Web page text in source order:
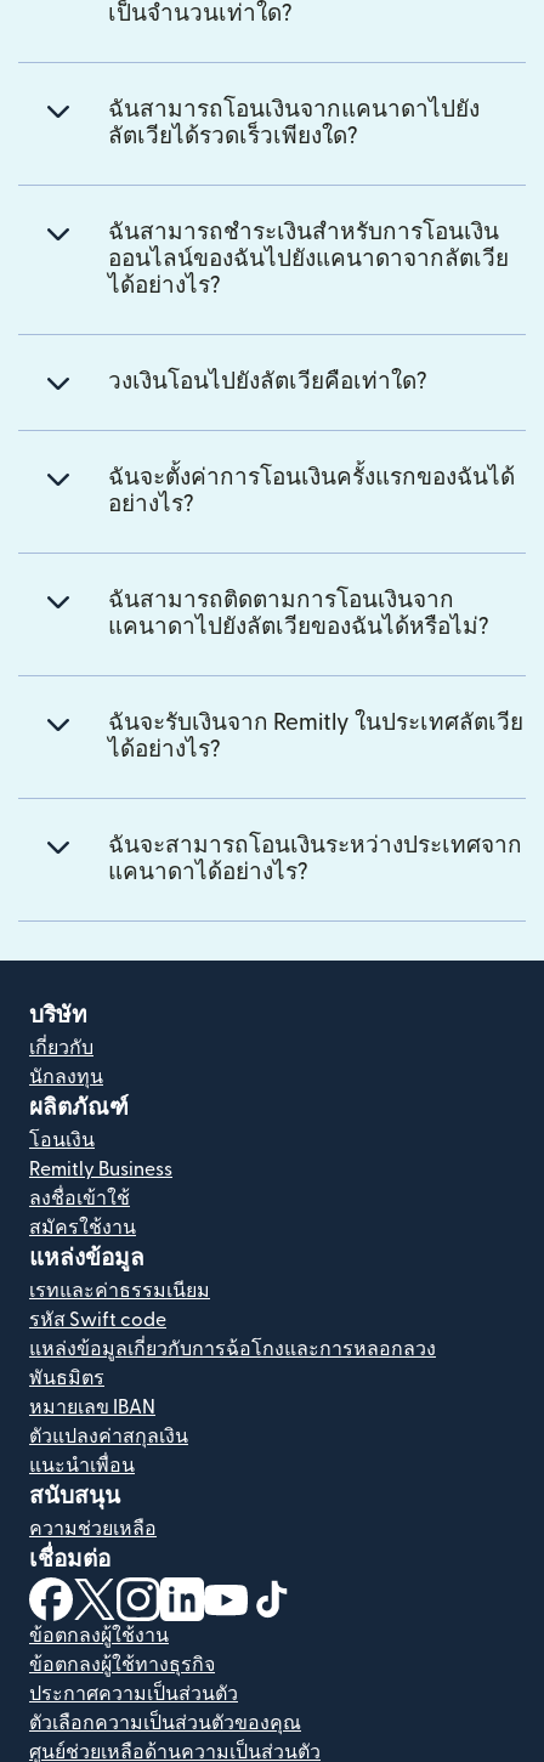
เป็นจำนวนเท่าใด?
ฉันสามารถโอนเงินจากแคนาดาไปยัง
ลัตเวียได้รวดเร็วเพียงใด?
ฉันสามารถชำระเงินสำหรับการโอนเงิน
ออนไลน์ของฉันไปยังแคนาดาจากลัตเวีย
ได้อย่างไร?
วงเงินโอนไปยังลัตเวียคือเท่าใด?
ฉันจะตั้งค่าการโอนเงินครั้งแรกของฉันได้
อย่างไร?
ฉันสามารถติดตามการโอนเงินจาก
แคนาดาไปยังลัตเวียของฉันได้หรือไม่?
ฉันจะรับเงินจาก Remitly ในประเทศลัตเวีย
ได้อย่างไร?
ฉันจะสามารถโอนเงินระหว่างประเทศจาก
แคนาดาได้อย่างไร?
บริษัท
เกี่ยวกับ
นักลงทุน
ผลิตภัณฑ์
โอนเงิน
Remitly Business
ลงชื่อเข้าใช้
สมัครใช้งาน
แหล่งข้อมูล
เรทและค่าธรรมเนียม
รหัส Swift code
แหล่งข้อมูลเกี่ยวกับการฉ้อโกงและการหลอกลวง
พันธมิตร
หมายเลข IBAN
ตัวแปลงค่าสกุลเงิน
แนะนำเพื่อน
สนับสนุน
ความช่วยเหลือ
เชื่อมต่อ
(เปิดในหน้าต่างใหม่)
(เปิดในหน้าต่างใหม่)
(เปิดในหน้าต่างใหม่)
(เปิดในหน้าต่างใหม่)
(เปิดในหน้าต่างใหม่)
ข้อตกลงผู้ใช้งาน
ข้อตกลงผู้ใช้ทางธุรกิจ
ประกาศความเป็นส่วนตัว
ตัวเลือกความเป็นส่วนตัวของคุณ
ศูนย์ช่วยเหลือด้านความเป็นส่วนตัว